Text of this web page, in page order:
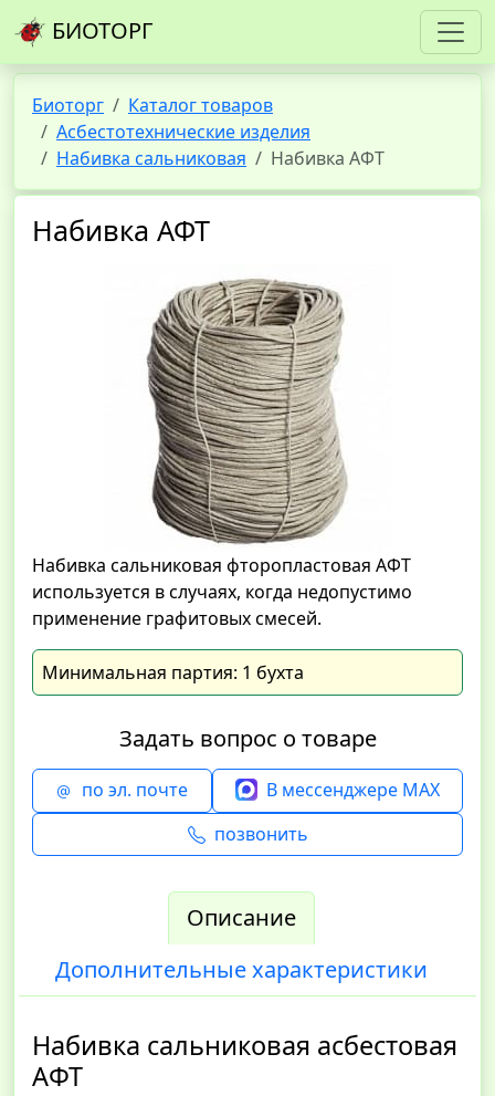
БИОТОРГ
Биоторг
Каталог товаров
Асбестотехнические изделия
Набивка сальниковая
Набивка АФТ
Набивка АФТ
Набивка сальниковая фторопластовая АФТ
используется в случаях, когда недопустимо
применение графитовых смесей.
Минимальная партия: 1 бухта
Задать вопрос о товаре
по эл. почте
В мессенджере MAX
позвонить
Описание
Дополнительные характеристики
Набивка сальниковая асбестовая
АФТ